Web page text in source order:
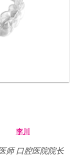
李川
师 口腔医院院长